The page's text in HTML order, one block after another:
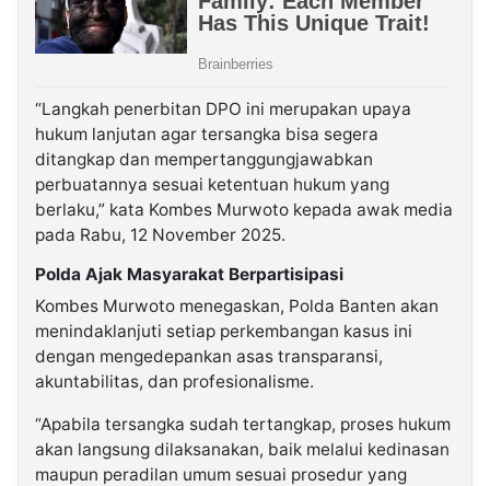
“Langkah penerbitan DPO ini merupakan upaya
hukum lanjutan agar tersangka bisa segera
ditangkap dan mempertanggungjawabkan
perbuatannya sesuai ketentuan hukum yang
berlaku,” kata Kombes Murwoto kepada awak media
pada Rabu, 12 November 2025.
Polda Ajak Masyarakat Berpartisipasi
Kombes Murwoto menegaskan, Polda Banten akan
menindaklanjuti setiap perkembangan kasus ini
dengan mengedepankan asas transparansi,
akuntabilitas, dan profesionalisme.
“Apabila tersangka sudah tertangkap, proses hukum
akan langsung dilaksanakan, baik melalui kedinasan
maupun peradilan umum sesuai prosedur yang